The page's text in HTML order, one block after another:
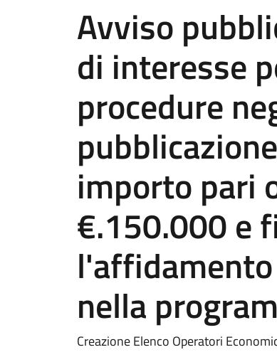
Avviso
di interesse
procedure
importo pari
€.150.000 e
nella
Creazione Elenco Operatori